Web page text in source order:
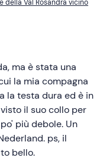
della Val Rosandra vicino
ma è stata una
la mia compagna
la testa dura ed è in
il suo collo per
più debole. Un
ps, il
bello.